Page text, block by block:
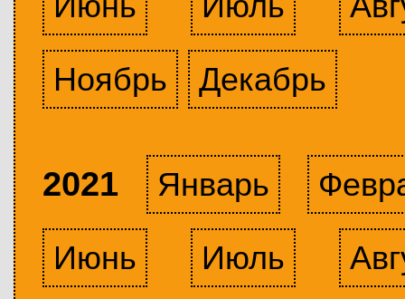
Ноябрь
Декабрь
2021 Январь
Июнь
Июль